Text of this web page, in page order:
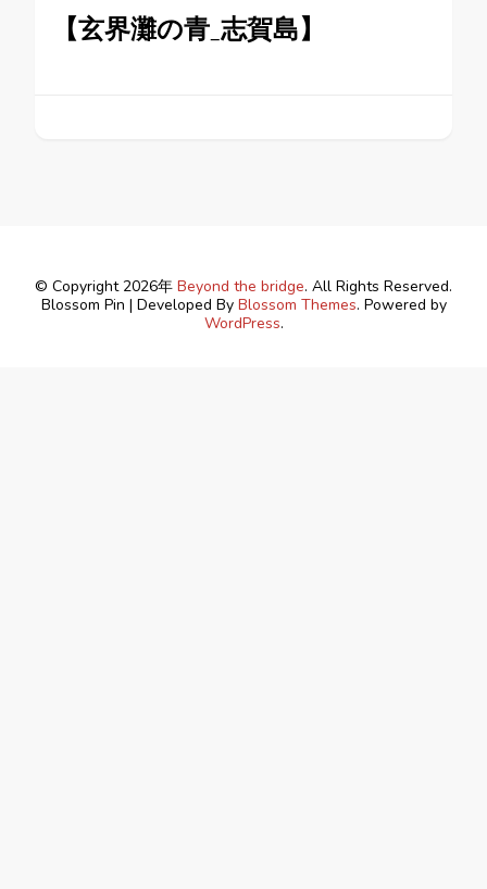
【玄界灘の青_志賀島】
© Copyright 2026年 Beyond the bridge. All Rights Reserved.
Blossom Pin | Developed By Blossom Themes. Powered by
WordPress.